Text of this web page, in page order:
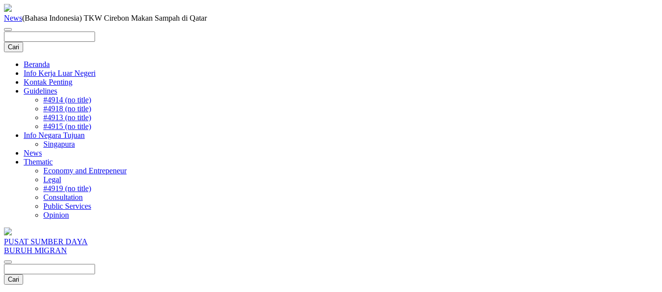
News(Bahasa Indonesia) TKW Cirebon Makan Sampah di Qatar
Beranda
Info Kerja Luar Negeri
Kontak Penting
Guidelines
#4914 (no title)
#4918 (no title)
#4913 (no title)
#4915 (no title)
Info Negara Tujuan
Singapura
News
Thematic
Economy and Entrepeneur
Legal
#4919 (no title)
Consultation
Public Services
Opinion
PUSAT SUMBER DAYA
BURUH MIGRAN